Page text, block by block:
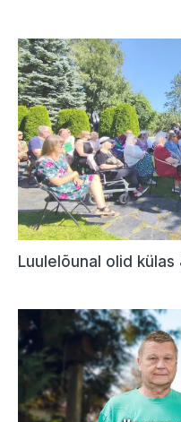
Luulelõunal olid külas